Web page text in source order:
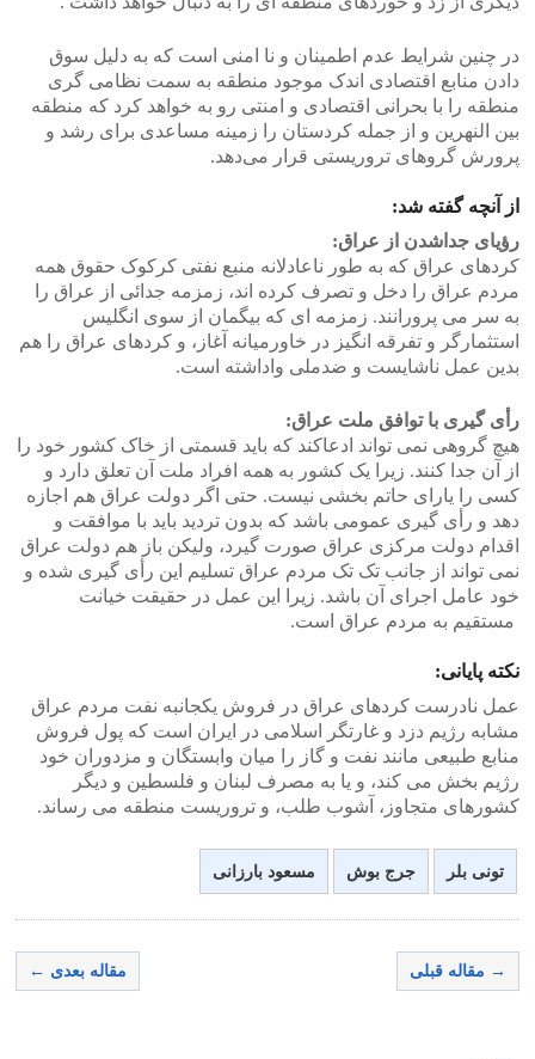
در چنین شرایط عدم اطمینان و نا امنی است که به دلیل سوق
دادن منابع اقتصادی اندک موجود منطقه به سمت نظامی گری
منطقه را با بحرانی اقتصادی و امنتی رو به خواهد کرد که منطقه
بین النهرین و از جمله کردستان را زمینه مساعدی برای رشد و
پرورش گروهای تروریستی قرار می‌دهد.
از آنچه گفته شد:
رؤیای جداشدن از عراق:
کردهای عراق که به طور ناعادلانه منبع نفتی کرکوک حقوق همه
مردم عراق را دخل و تصرف کرده اند، زمزمه جدائی از عراق را
به سر می پرورانند. زمزمه ای که بیگمان از سوی انگلیس
استثمارگر و تفرقه انگیز در خاورمیانه آغاز، و کردهای عراق را هم
بدین عمل ناشایست و ضدملی واداشته است.
رأی گیری با توافق ملت عراق:
هیچ گروهی نمی تواند ادعاکند که باید قسمتی از خاک کشور خود را
از آن جدا کنند. زیرا یک کشور به همه افراد ملت آن تعلق دارد و
کسی را یارای حاتم بخشی نیست. حتی اگر دولت عراق هم اجازه
دهد و رأی گیری عمومی باشد که بدون تردید باید با موافقت و
اقدام دولت مرکزی عراق صورت گیرد، ولیکن باز هم دولت عراق
نمی تواند از جانب تک تک مردم عراق تسلیم این رأی گیری شده و
خود عامل اجرای آن باشد. زیرا این عمل در حقیقت خیانت
مستقیم به مردم عراق است.
نکته پایانی:
عمل نادرست کردهای عراق در فروش یکجانبه نفت مردم عراق
مشابه رژیم دزد و غارتگر اسلامی در ایران است که پول فروش
منابع طبیعی مانند نفت و گاز را میان وابستگان و مزدوران خود
رژیم بخش می کند، و یا به مصرف لبنان و فلسطین و دیگر
کشورهای متجاوز، آشوب طلب، و تروریست منطقه می رساند.
تونی بلر جرج بوش مسعود بارزانی
→ مقاله قبلی مقاله بعدی ←